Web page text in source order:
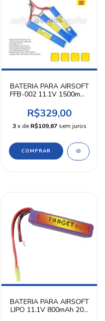
BATERIA PARA AIRSOFT
FFB-002 11.1V 1500mAh
R$329,00
3 x deR$109,67 sem juros
BATERIA PARA AIRSOFT
LIPO 11.1V 800mAh 20C